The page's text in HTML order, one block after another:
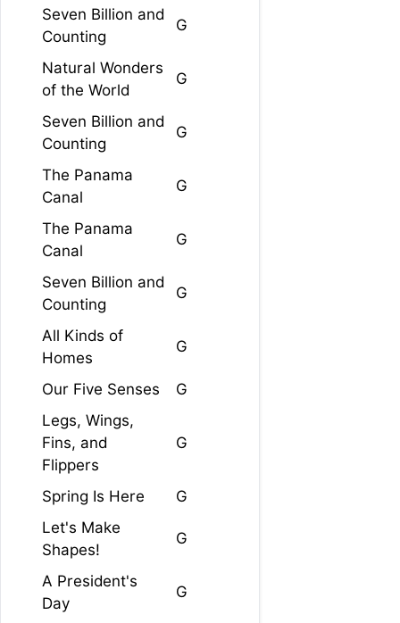
Seven Billion and
Counting
G
Natural Wonders
of the World
G
Seven Billion and
Counting
G
The Panama
Canal
G
The Panama
Canal
G
Seven Billion and
Counting
G
All Kinds of
Homes
G
Our Five Senses
G
Legs, Wings,
Fins, and
Flippers
G
Spring Is Here
G
Let's Make
Shapes!
G
A President's
Day
G